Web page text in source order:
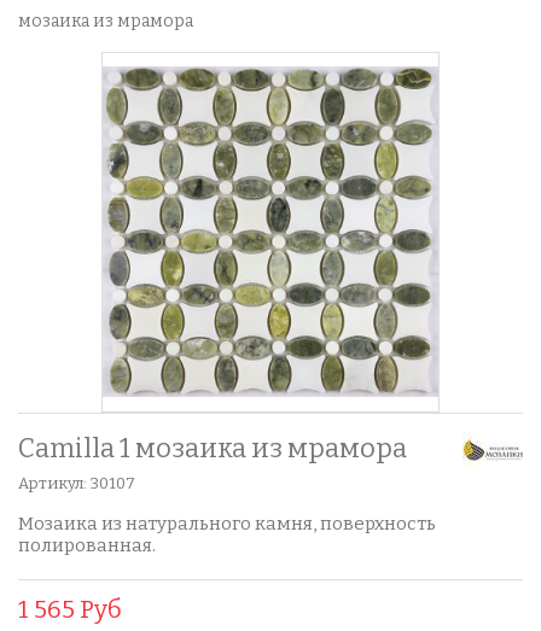
мозаика из мрамора
Camilla 1 мозаика из мрамора
Артикул: 30107
Мозаика из натурального камня, поверхность
полированная.
1 565 Руб